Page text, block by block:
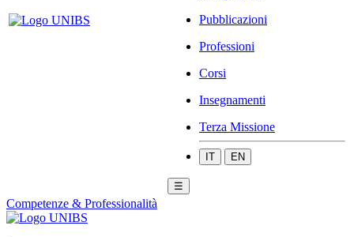
Pubblicazioni
Professioni
Corsi
Insegnamenti
Terza Missione
IT EN
☰
Competenze & Professionalità